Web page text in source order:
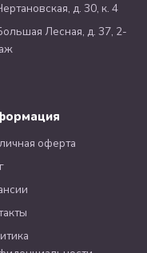
д. 30, к. 4
Лесная, д. 37, 2-
оферта